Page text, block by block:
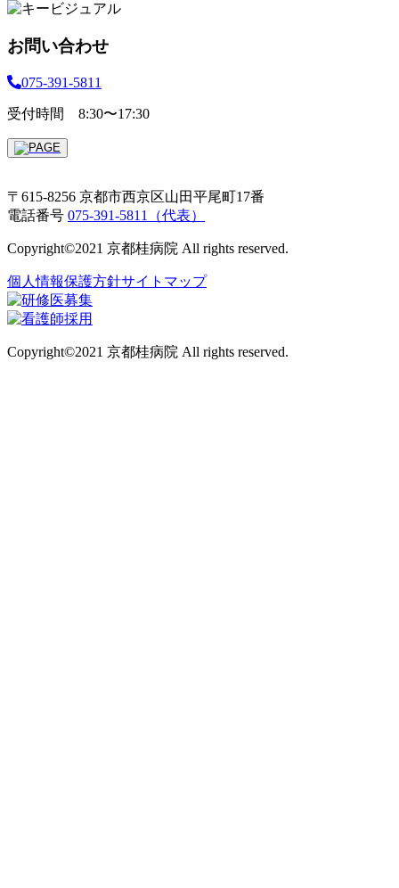
お問い合わせ
075-391-5811
受付時間 8:30〜17:30
〒615-8256 京都市西京区山田平尾町17番
電話番号 075-391-5811（代表）
Copyright©2021 京都桂病院 All rights reserved.
個人情報保護方針サイトマップ
Copyright©2021 京都桂病院 All rights reserved.